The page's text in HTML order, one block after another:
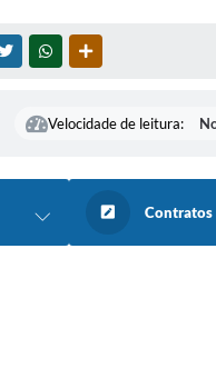
TWITTERWHATSAPP
Velocidade de leitura:
Contratos